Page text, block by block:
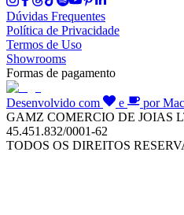
Dúvidas Frequentes
Política de Privacidade
Termos de Uso
Showrooms
Formas de pagamento
Desenvolvido com e
por
GAMZ COMERCIO DE JOIAS
45.451.832/0001-62
TODOS OS DIREITOS